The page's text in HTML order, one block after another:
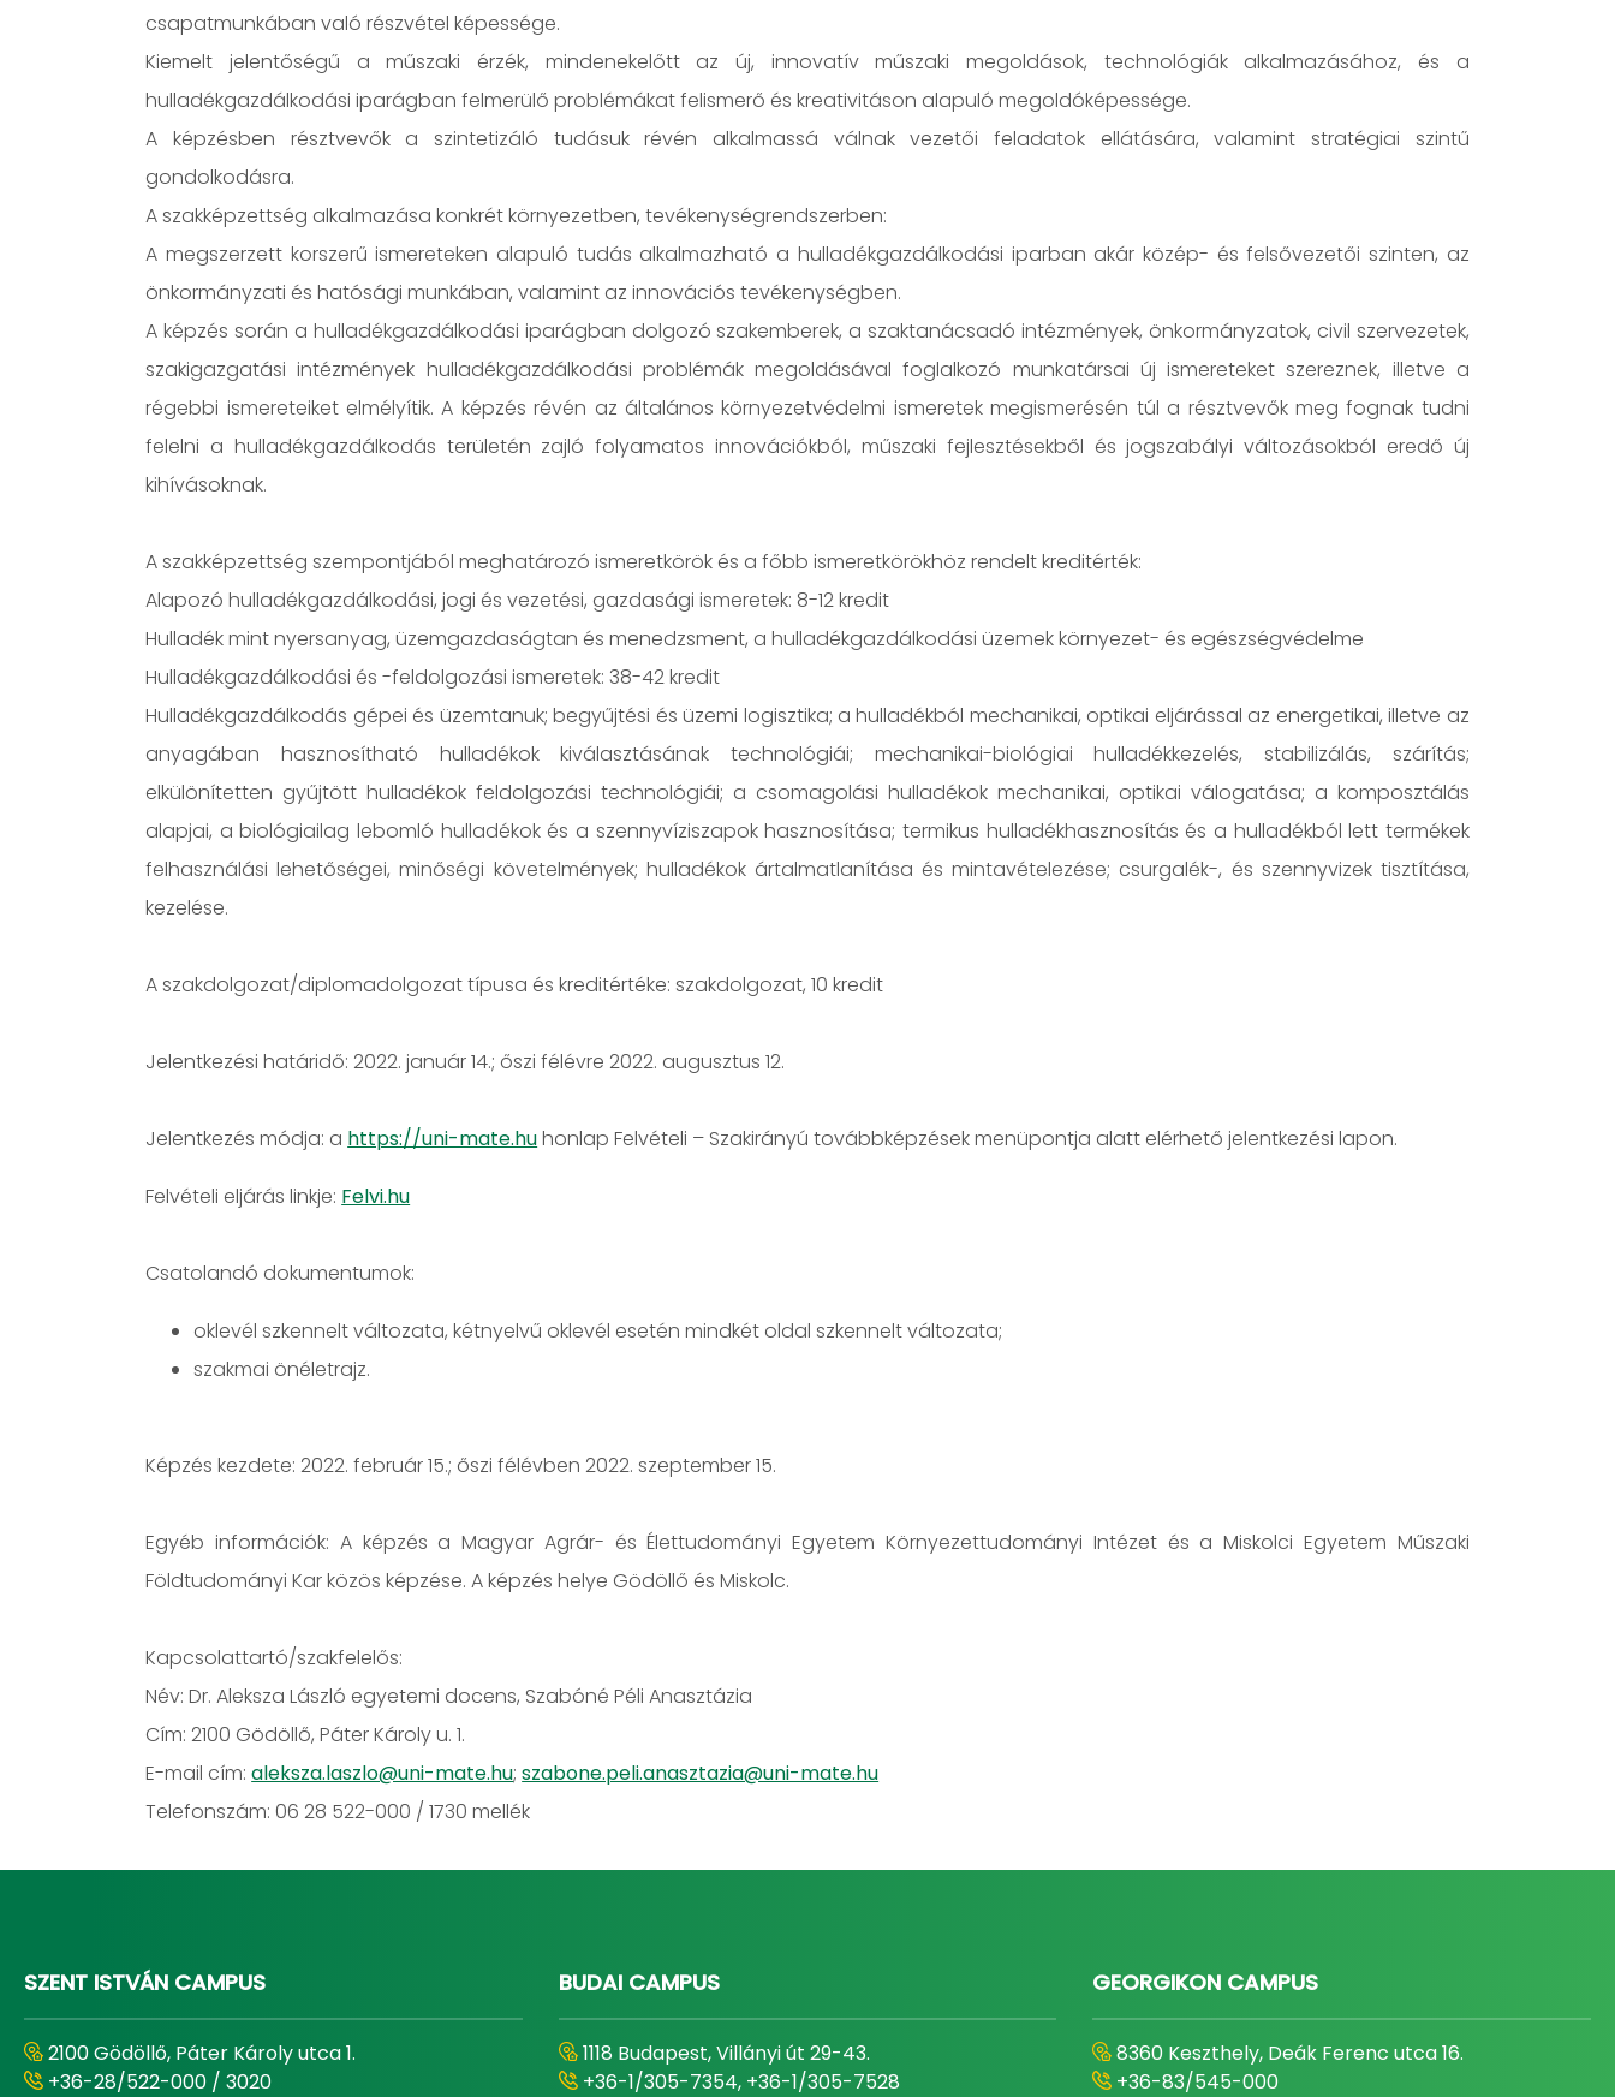
csapatmunkában való részvétel képessége.
Kiemelt jelentőségű a műszaki érzék, mindenekelőtt az új, innovatív műszaki megoldások, technológiák alkalmazásához, és a
hulladékgazdálkodási iparágban felmerülő problémákat felismerő és kreativitáson alapuló megoldóképessége.
A képzésben résztvevők a szintetizáló tudásuk révén alkalmassá válnak vezetői feladatok ellátására, valamint stratégiai szintű
gondolkodásra.
A szakképzettség alkalmazása konkrét környezetben, tevékenységrendszerben:
A megszerzett korszerű ismereteken alapuló tudás alkalmazható a hulladékgazdálkodási iparban akár közép- és felsővezetői szinten, az
önkormányzati és hatósági munkában, valamint az innovációs tevékenységben.
A képzés során a hulladékgazdálkodási iparágban dolgozó szakemberek, a szaktanácsadó intézmények, önkormányzatok, civil szervezetek,
szakigazgatási intézmények hulladékgazdálkodási problémák megoldásával foglalkozó munkatársai új ismereteket szereznek, illetve a
régebbi ismereteiket elmélyítik. A képzés révén az általános környezetvédelmi ismeretek megismerésén túl a résztvevők meg fognak tudni
felelni a hulladékgazdálkodás területén zajló folyamatos innovációkból, műszaki fejlesztésekből és jogszabályi változásokból eredő új
kihívásoknak.
A szakképzettség szempontjából meghatározó ismeretkörök és a főbb ismeretkörökhöz rendelt kreditérték:
Alapozó hulladékgazdálkodási, jogi és vezetési, gazdasági ismeretek: 8-12 kredit
Hulladék mint nyersanyag, üzemgazdaságtan és menedzsment, a hulladékgazdálkodási üzemek környezet- és egészségvédelme
Hulladékgazdálkodási és -feldolgozási ismeretek: 38-42 kredit
Hulladékgazdálkodás gépei és üzemtanuk; begyűjtési és üzemi logisztika; a hulladékból mechanikai, optikai eljárással az energetikai, illetve az
anyagában hasznosítható hulladékok kiválasztásának technológiái; mechanikai-biológiai hulladékkezelés, stabilizálás, szárítás;
elkülönítetten gyűjtött hulladékok feldolgozási technológiái; a csomagolási hulladékok mechanikai, optikai válogatása; a komposztálás
alapjai, a biológiailag lebomló hulladékok és a szennyvíziszapok hasznosítása; termikus hulladékhasznosítás és a hulladékból lett termékek
felhasználási lehetőségei, minőségi követelmények; hulladékok ártalmatlanítása és mintavételezése; csurgalék-, és szennyvizek tisztítása,
kezelése.
A szakdolgozat/diplomadolgozat típusa és kreditértéke: szakdolgozat, 10 kredit
Jelentkezési határidő: 2022. január 14.; őszi félévre 2022. augusztus 12.
Jelentkezés módja: a https://uni-mate.huhonlap Felvételi – Szakirányú továbbképzések menüpontja alatt elérhető jelentkezési lapon.
Felvételi eljárás linkje: Felvi.hu
Csatolandó dokumentumok:
oklevél szkennelt változata, kétnyelvű oklevél esetén mindkét oldal szkennelt változata;
szakmai önéletrajz.
Képzés kezdete: 2022. február 15.; őszi félévben 2022. szeptember 15.
Egyéb információk: A képzés a Magyar Agrár- és Élettudományi Egyetem Környezettudományi Intézet és a Miskolci Egyetem Műszaki
Földtudományi Kar közös képzése. A képzés helye Gödöllő és Miskolc.
Kapcsolattartó/szakfelelős:
Név: Dr. Aleksza László egyetemi docens, Szabóné Péli Anasztázia
Cím: 2100 Gödöllő, Páter Károly u. 1.
E-mail cím:aleksza.laszlo@uni-mate.hu;szabone.peli.anasztazia@uni-mate.hu
Telefonszám: 06 28 522-000 / 1730 mellék
SZENT ISTVÁN CAMPUS
2100 Gödöllő, Páter Károly utca 1.
+36-28/522-000 / 3020
BUDAI CAMPUS
1118 Budapest, Villányi út 29-43.
+36-1/305-7354, +36-1/305-7528
GEORGIKON CAMPUS
8360 Keszthely, Deák Ferenc utca 16.
+36-83/545-000